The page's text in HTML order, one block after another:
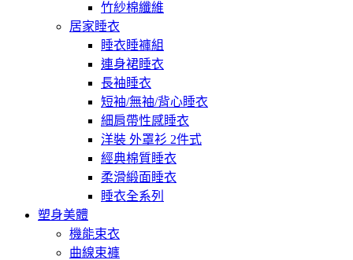
竹紗棉纖維
居家睡衣
睡衣睡褲組
連身裙睡衣
長袖睡衣
短袖/無袖/背心睡衣
細肩帶性感睡衣
洋裝 外罩衫 2件式
經典棉質睡衣
柔滑緞面睡衣
睡衣全系列
塑身美體
機能束衣
曲線束褲